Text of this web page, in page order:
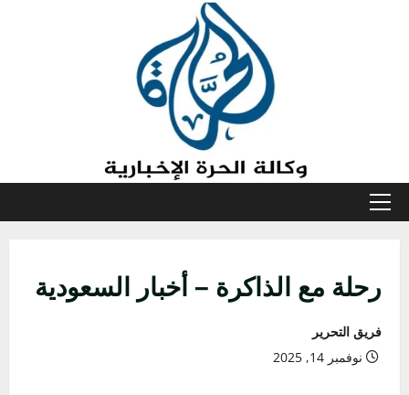
القائمة
رحلة مع الذاكرة – أخبار السعودية
فريق التحرير
نوفمبر 14, 2025